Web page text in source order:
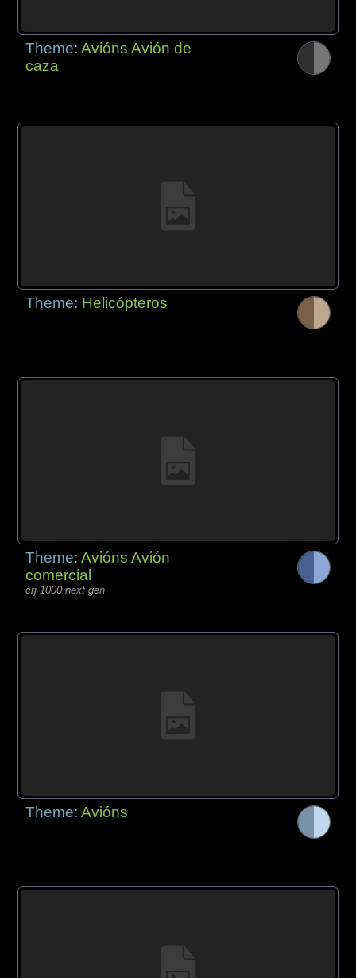
Theme:Avións Avión de
caza
Theme: Helicópteros
Theme:Avións Avión
comercial
crj 1000 next gen
Theme:Avións